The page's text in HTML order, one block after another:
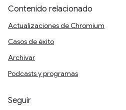
Contenido relacionado
Actualizaciones de Chromium
Casos de éxito
Archivar
Podcasts y programas
Seguir